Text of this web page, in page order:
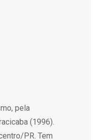
pela
(1996).
PR. Tem